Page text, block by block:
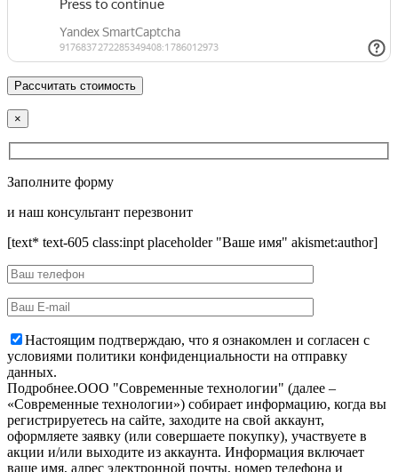
×
Заполните форму
и наш консультант перезвонит
[text* text-605 class:inpt placeholder "Ваше имя" akismet:author]
Настоящим подтверждаю, что я ознакомлен и согласен с
условиями политики конфиденциальности на отправку
данных.
Подробнее.OOO "Современные технологии" (далее –
«Современные технологии») собирает информацию, когда вы
регистрируетесь на сайте, заходите на свой аккаунт,
оформляете заявку (или совершаете покупку), участвуете в
акции и/или выходите из аккаунта. Информация включает
ваше имя, адрес электронной почты, номер телефона и